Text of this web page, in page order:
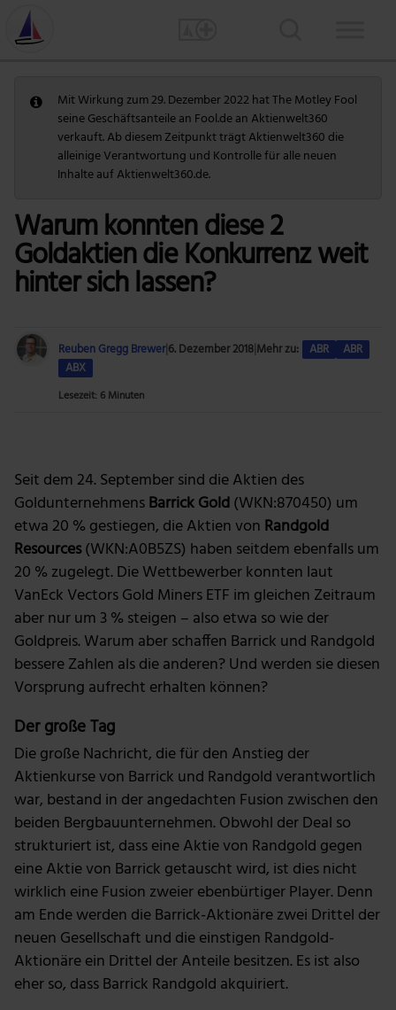
Mit Wirkung zum 29. Dezember 2022 hat The Motley Fool
seine Geschäftsanteile an Fool.de an Aktienwelt360
verkauft. Ab diesem Zeitpunkt trägt Aktienwelt360 die
alleinige Verantwortung und Kontrolle für alle neuen
Inhalte auf Aktienwelt360.de.
Warum konnten diese 2
Goldaktien die Konkurrenz weit
hinter sich lassen?
Reuben Gregg Brewer|6. Dezember 2018Mehr zu: ABR
ABR
ABX
Lesezeit: 6 Minuten
Seit dem 24. September sind die Aktien des
GoldunternehmensBarrick Gold(WKN:870450) um
etwa 20 % gestiegen, die Aktien von Randgold
Resources(WKN:A0B5ZS) haben seitdem ebenfalls um
20 % zugelegt. Die Wettbewerber konnten laut
VanEck Vectors Gold Miners ETF im gleichen Zeitraum
aber nur um 3 % steigen – also etwa so wie der
Goldpreis. Warum aber schaffen Barrick und Randgold
bessere Zahlen als die anderen? Und werden sie diesen
Vorsprung aufrecht erhalten können?
Der große Tag
Die große Nachricht, die für den Anstieg der
Aktienkurse von Barrick und Randgold verantwortlich
war, bestand in der angedachten Fusion zwischen den
beiden Bergbauunternehmen. Obwohl der Deal so
strukturiert ist, dass eine Aktie von Randgold gegen
eine Aktie von Barrick getauscht wird, ist dies nicht
wirklich eine Fusion zweier ebenbürtiger Player. Denn
am Ende werden die Barrick-Aktionäre zwei Drittel der
neuen Gesellschaft und die einstigen Randgold-
Aktionäre ein Drittel der Anteile besitzen. Es ist also
eher so, dass Barrick Randgold akquiriert.